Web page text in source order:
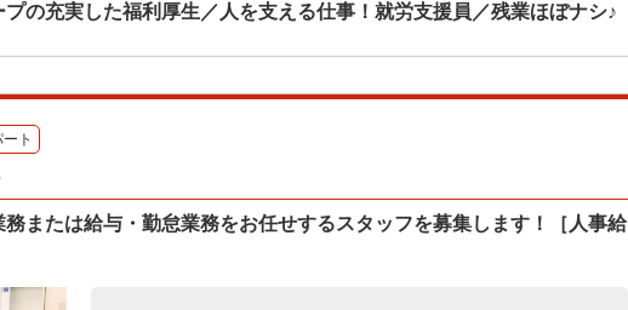
プの充実した福利厚生／人を支える仕事！就労支援員／残業ほぼナシ♪
ト
または給与・勤怠業務をお任せするスタッフを募集します！［人事給